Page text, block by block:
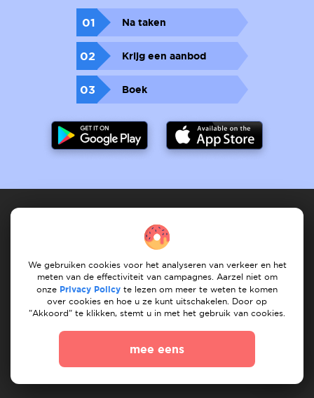
01 Na taken
02 Krijg een aanbod
03 Boek
Hoe het werkt registreet services
Mijn services
Mijn taken
Vind dienst Onze services
Vind klusjesman
We gebruiken cookies voor het analyseren van verkeer en het
meten van de effectiviteit van campagnes. Aarzel niet om
onze Privacy Policy te lezen om meer te weten te komen
over cookies en hoe u ze kunt uitschakelen. Door op
"Akkoord" te klikken, stemt u in met het gebruik van cookies.
mee eens